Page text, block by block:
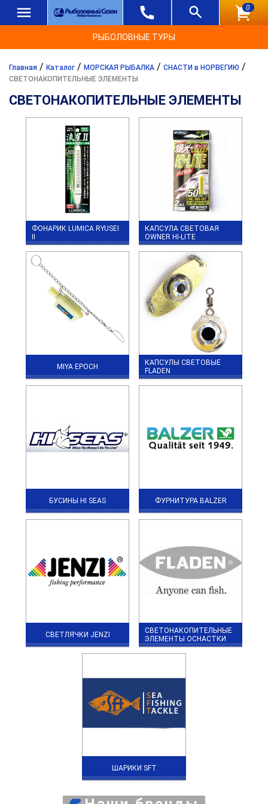
0
РЫБОЛОВНЫЕ ТУРЫ
Главная / Каталог / МОРСКАЯ РЫБАЛКА / СНАСТИ в НОРВЕГИЮ /
СВЕТОНАКОПИТЕЛЬНЫЕ ЭЛЕМЕНТЫ
СВЕТОНАКОПИТЕЛЬНЫЕ ЭЛЕМЕНТЫ
ФОНАРИК LUMICA RYUSEI
II
КАПСУЛА СВЕТОВАЯ
OWNER HI-LITE
MIYA EPOCH
КАПСУЛЫ СВЕТОВЫЕ
FLADEN
БУСИНЫ HI SEAS ФУРНИТУРА BALZER
СВЕТЛЯЧКИ JENZI
СВЕТОНАКОПИТЕЛЬНЫЕ
ЭЛЕМЕНТЫ ОСНАСТКИ
ШАРИКИ SFT